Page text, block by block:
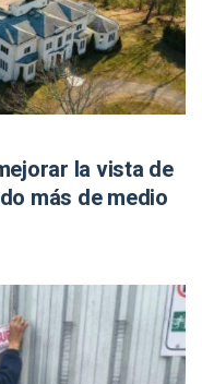
la vista de
más de medio